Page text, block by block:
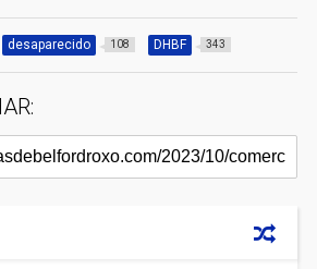
desaparecido 108 DHBF 343